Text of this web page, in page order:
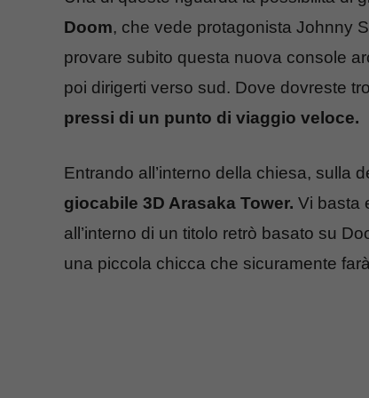
Doom, che vede protagonista Johnny
provare subito questa nuova console
poi dirigerti verso sud. Dove dovreste
pressi di un punto di viaggio veloce.
Entrando all’interno della chiesa, sulla
giocabile 3D Arasaka Tower. Vi basta
all’interno di un titolo retrò basato su
una piccola chicca che sicuramente